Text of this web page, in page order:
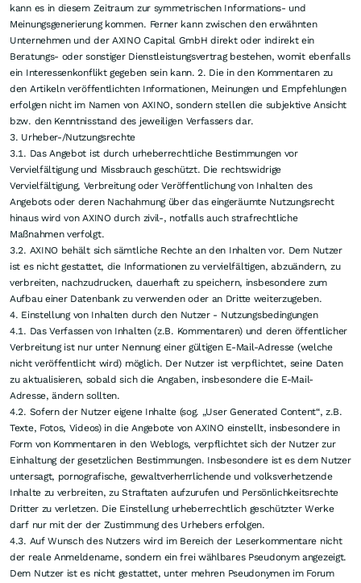
kann es in diesem Zeitraum zur symmetrischen Informations- und
Meinungsgenerierung kommen. Ferner kann zwischen den erwähnten
Unternehmen und der AXINO Capital GmbH direkt oder indirekt ein
Beratungs- oder sonstiger Dienstleistungsvertrag bestehen, womit ebenfalls
ein Interessenkonflikt gegeben sein kann. 2. Die in den Kommentaren zu
den Artikeln veröffentlichten Informationen, Meinungen und Empfehlungen
erfolgen nicht im Namen von AXINO, sondern stellen die subjektive Ansicht
bzw. den Kenntnisstand des jeweiligen Verfassers dar.
3. Urheber-/Nutzungsrechte
3.1. Das Angebot ist durch urheberrechtliche Bestimmungen vor
Vervielfältigung und Missbrauch geschützt. Die rechtswidrige
Vervielfältigung, Verbreitung oder Veröffentlichung von Inhalten des
Angebots oder deren Nachahmung über das eingeräumte Nutzungsrecht
hinaus wird von AXINO durch zivil-, notfalls auch strafrechtliche
Maßnahmen verfolgt.
3.2. AXINO behält sich sämtliche Rechte an den Inhalten vor. Dem Nutzer
ist es nicht gestattet, die Informationen zu vervielfältigen, abzuändern, zu
verbreiten, nachzudrucken, dauerhaft zu speichern, insbesondere zum
Aufbau einer Datenbank zu verwenden oder an Dritte weiterzugeben.
4. Einstellung von Inhalten durch den Nutzer - Nutzungsbedingungen
4.1. Das Verfassen von Inhalten (z.B. Kommentaren) und deren öffentlicher
Verbreitung ist nur unter Nennung einer gültigen E-Mail-Adresse (welche
nicht veröffentlicht wird) möglich. Der Nutzer ist verpflichtet, seine Daten
zu aktualisieren, sobald sich die Angaben, insbesondere die E-Mail-
Adresse, ändern sollten.
4.2. Sofern der Nutzer eigene Inhalte (sog. „User Generated Content“, z.B.
Texte, Fotos, Videos) in die Angebote von AXINO einstellt, insbesondere in
Form von Kommentaren in den Weblogs, verpflichtet sich der Nutzer zur
Einhaltung der gesetzlichen Bestimmungen. Insbesondere ist es dem Nutzer
untersagt, pornografische, gewaltverherrlichende und volksverhetzende
Inhalte zu verbreiten, zu Straftaten aufzurufen und Persönlichkeitsrechte
Dritter zu verletzen. Die Einstellung urheberrechtlich geschützter Werke
darf nur mit der der Zustimmung des Urhebers erfolgen.
4.3. Auf Wunsch des Nutzers wird im Bereich der Leserkommentare nicht
der reale Anmeldename, sondern ein frei wählbares Pseudonym angezeigt.
Dem Nutzer ist es nicht gestattet, unter mehren Pseudonymen im Forum